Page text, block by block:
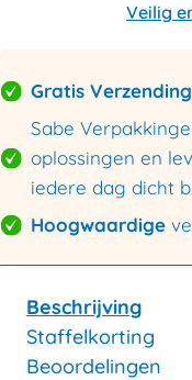
Veilig
Gratis Verzending
Sabe
oplossingen en
iedere dag dicht
Hoogwaardige
Beschrijving
Staffelkorting
Beoordelingen